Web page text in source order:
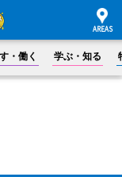
・働く 学ぶ・知る